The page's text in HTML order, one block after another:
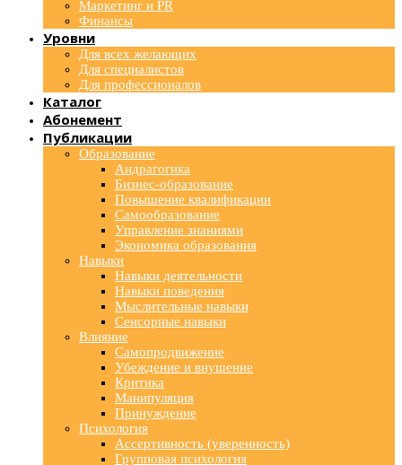
Маркетинг и PR
Финансы
Уровни
Для всех желающих
Для специалистов
Для профессионалов
Каталог
Абонемент
Публикации
Образование
Андрагогика
Бизнес-образование
Повышение квалификации
Самообразование
Управление знаниями
Экономика образования
Навыки
Навыки деятельности
Навыки поведения
Мыслительные навыки
Сенсорные навыки
Влияние
Самопродвижение
Убеждение и внушение
Критика
Манипуляция
Принуждение
Психология
Ассертивность (уверенность)
Групповая психология